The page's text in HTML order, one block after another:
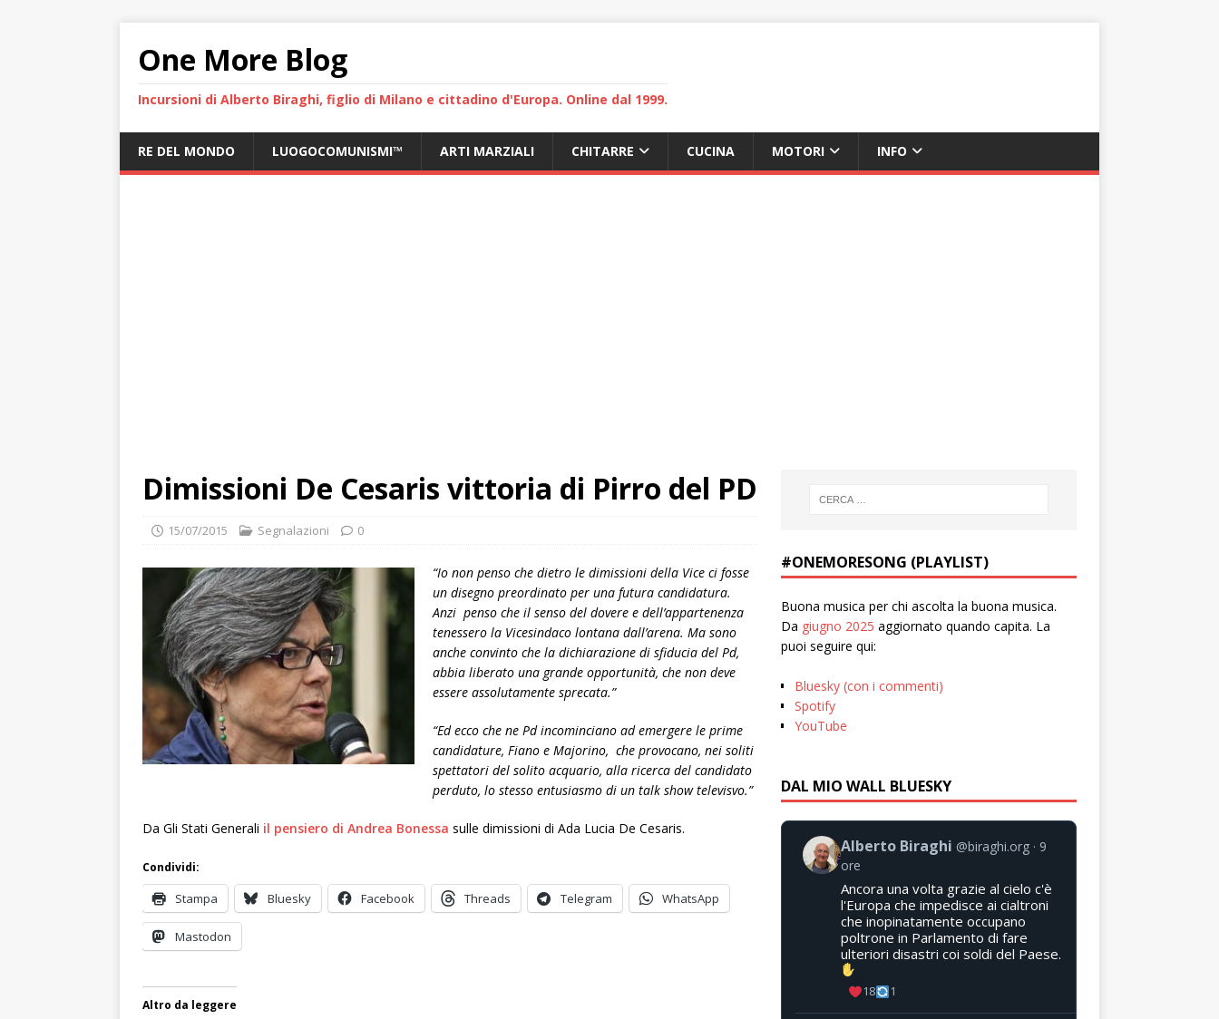
One More Blog
Incursioni di Alberto Biraghi, figlio di Milano e cittadino d'Europa. Online dal 1999.
RE DEL MONDO LUOGOCOMUNISMI™ ARTI MARZIALI CHITARRE CUCINA MOTORI INFO
Dimissioni De Cesaris vittoria di Pirro del PD
15/07/2015 Segnalazioni 0
“Io non penso che dietro le dimissioni della Vice ci fosse
un disegno preordinato per una futura candidatura.
Anzi penso che il senso del dovere e dell’appartenenza
tenessero la Vicesindaco lontana dall’arena. Ma sono
anche convinto che la dichiarazione di sfiducia del Pd,
abbia liberato una grande opportunità, che non deve
essere assolutamente sprecata.”
“Ed ecco che ne Pd incominciano ad emergere le prime
candidature, Fiano e Majorino, che provocano, nei soliti
spettatori del solito acquario, alla ricerca del candidato
perduto, lo stesso entusiasmo di un talk show televisvo.”
Da Gli Stati Generali il pensiero di Andrea Bonessa sulle dimissioni di Ada Lucia De Cesaris.
Condividi:
Stampa Bluesky Facebook Threads Telegram WhatsApp
Mastodon
Altro da leggere
#ONEMORESONG (PLAYLIST)
Buona musica per chi ascolta la buona musica.
Da giugno 2025 aggiornato quando capita. La
puoi seguire qui:
Bluesky (con i commenti)
Spotify
YouTube
DAL MIO WALL BLUESKY
Alberto Biraghi @biraghi.org
9
ore
Ancora una volta grazie al cielo c'è
l'Europa che impedisce ai cialtroni
che inopinatamente occupano
poltrone in Parlamento di fare
ulteriori disastri coi soldi del Paese.
18 1